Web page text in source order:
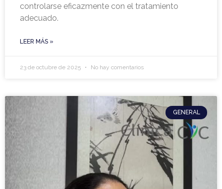
controlarse eficazmente con el tratamiento
adecuado.
LEER MÁS »
23 de octubre de 2025 No hay comentarios
GENERAL